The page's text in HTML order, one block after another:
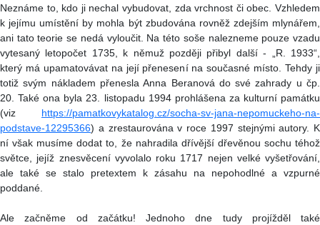
Neznáme to, kdo ji nechal vybudovat, zda vrchnost či obec. Vzhledem
k jejímu umístění by mohla být zbudována rovněž zdejším mlynářem,
ani tato teorie se nedá vyloučit. Na této soše nalezneme pouze vzadu
vytesaný letopočet 1735, k němuž později přibyl další - „R. 1933“,
který má upamatovávat na její přenesení na současné místo. Tehdy ji
totiž svým nákladem přenesla Anna Beranová do své zahrady u čp.
20. Také ona byla 23. listopadu 1994 prohlášena za kulturní památku
(viz https://pamatkovykatalog.cz/socha-sv-jana-nepomuckeho-na-
podstave-12295366) a zrestaurována v roce 1997 stejnými autory. K
ní však musíme dodat to, že nahradila dřívější dřevěnou sochu téhož
světce, jejíž znesvěcení vyvolalo roku 1717 nejen velké vyšetřování,
ale také se stalo pretextem k zásahu na nepohodlné a vzpurné
poddané.
Ale začněme od začátku! Jednoho dne tudy projížděl také